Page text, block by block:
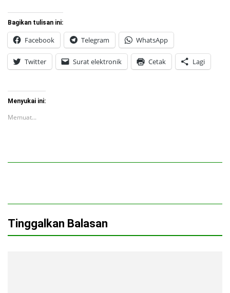
Bagikan tulisan ini:
Facebook Telegram WhatsApp
Twitter Surat elektronik Cetak Lagi
Menyukai ini:
Memuat...
Tinggalkan Balasan